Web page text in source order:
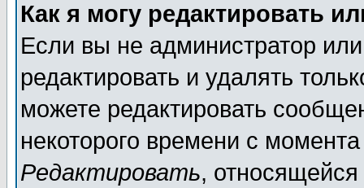
Как я могу редактировать
Если вы не администратор
редактировать и удалять
можете редактировать
некоторого времени с
Редактировать,